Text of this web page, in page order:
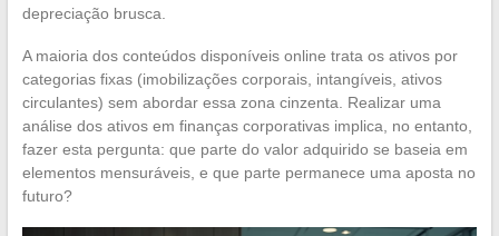
depreciação brusca.
A maioria dos conteúdos disponíveis online trata os ativos por
categorias fixas (imobilizações corporais, intangíveis, ativos
circulantes) sem abordar essa zona cinzenta. Realizar uma
análise dos ativos em finanças corporativas implica, no entanto,
fazer esta pergunta: que parte do valor adquirido se baseia em
elementos mensuráveis, e que parte permanece uma aposta no
futuro?